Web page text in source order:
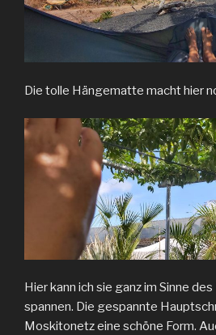
Die tolle Hängematte macht hier
Hier kann ich sie ganz im Sinne
spannen. Die gespannte
Moskitonetz eine schöne Form.